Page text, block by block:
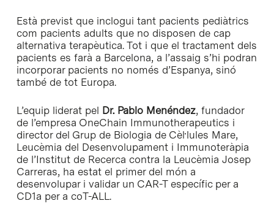
Està previst que inclogui tant pacients pediàtrics
com pacients adults que no disposen de cap
alternativa terapèutica. Tot i que el tractament dels
pacients es farà a Barcelona, ​​a l’assaig s’hi podran
incorporar pacients no només d’Espanya, sinó
també de tot Europa.
L’equip liderat pel Dr. Pablo Menéndez, fundador
de l’empresa OneChain Immunotherapeutics i
director del Grup de Biologia de Cèl·lules Mare,
Leucèmia del Desenvolupament i Immunoteràpia
de l’Institut de Recerca contra la Leucèmia Josep
Carreras, ha estat el primer del món a
desenvolupar i validar un CAR-T específic per a
CD1a per a coT-ALL.